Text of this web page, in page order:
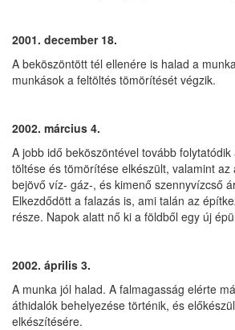
2001. december 18.
A beköszöntött tél ellenére is halad a
munkások a feltöltés tömörítését végzik.
2002. március 4.
A jobb idő beköszöntével tovább
töltése és tömörítése elkészült, valamint az
bejövő víz- gáz-, és kimenő szennyvízcső
Elkezdődött a falazás is, ami talán az
része. Napok alatt nő ki a földből egy új
2002. április 3.
A munka jól halad. A falmagasság elérte
áthidalók behelyezése történik, és
elkészítésére.